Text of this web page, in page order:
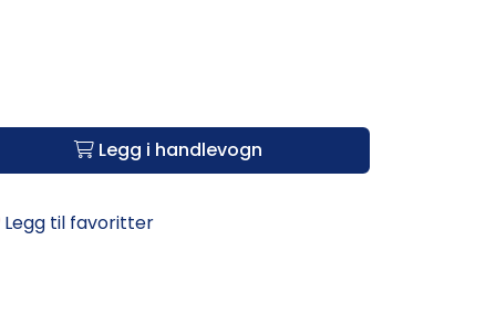
Legg i handlevogn
Legg til favoritter